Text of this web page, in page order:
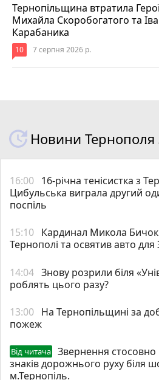
Тернопільщина втратила
Михайла Скоробогатого та
Карабаника
10 7 серпня 2026 р.
Новини Тернополя
16:00 16-річна тенісистка з
Цибульська виграла другий
поспіль
15:10 Кардинал Микола
Тернополі та освятив авто для
14:04 Знову розрили біля
роблять цього разу?
13:00 На Тернопільщині за
пожеж
Від читача
Звернення стосовно
знаків дорожнього руху біля
м.Тернопіль.